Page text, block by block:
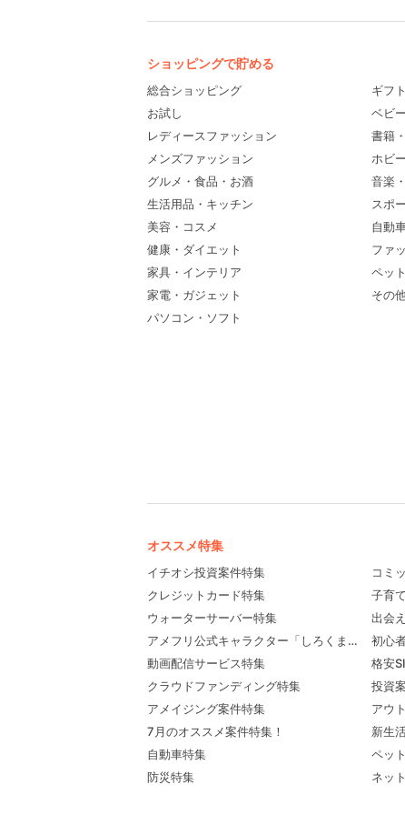
ショッピングで貯める
総合ショッピング
お試し
レディースファッション
メンズファッション
グルメ・食品・お酒
生活用品・キッチン
美容・コスメ
健康・ダイエット
家具・インテリア
家電・ガジェット
パソコン・ソフト
ギフ
ベビ
書籍
ホビ
音楽
スポ
自動
ファ
ペット
その
オススメ特集
イチオシ投資案件特集
クレジットカード特集
ウォーターサーバー特集
アメフリ公式キャラクター「しろくま先輩」プ
動画配信サービス特集
クラウドファンディング特集
アメイジング案件特集
7月のオススメ案件特集！
自動車特集
防災特集
コミ
子育
出会
初心
格安
投資
アウ
新生
ペッ
ネッ